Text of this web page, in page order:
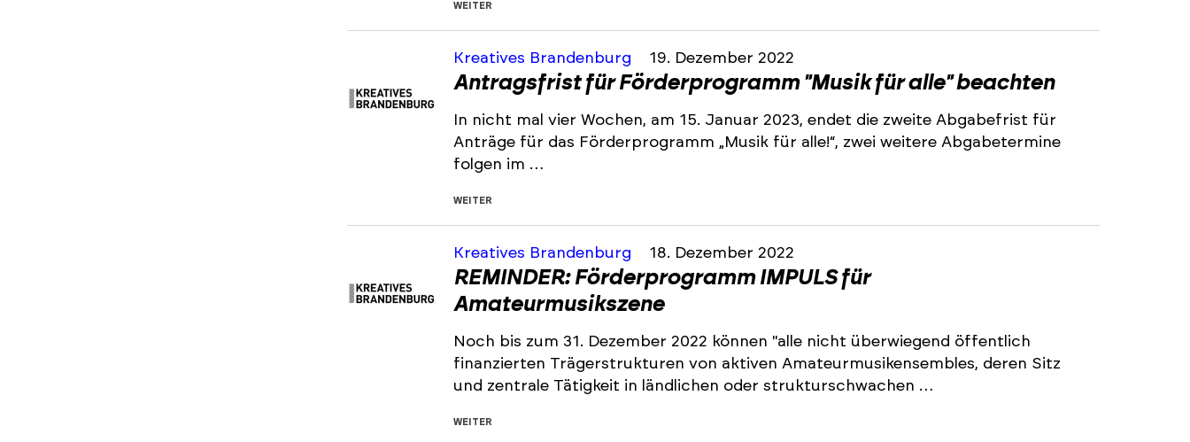
WEITER
Kreatives Brandenburg 19. Dezember 2022
Antragsfrist für Förderprogramm "Musik für alle" beachten
In nicht mal vier Wochen, am 15. Januar 2023, endet die zweite Abgabefrist für
Anträge für das Förderprogramm „Musik für alle!“, zwei weitere Abgabetermine
folgen im …
WEITER
Kreatives Brandenburg 18. Dezember 2022
REMINDER: Förderprogramm IMPULS für
Amateurmusikszene
Noch bis zum 31. Dezember 2022 können "alle nicht überwiegend öffentlich
finanzierten Trägerstrukturen von aktiven Amateurmusikensembles, deren Sitz
und zentrale Tätigkeit in ländlichen oder strukturschwachen …
WEITER